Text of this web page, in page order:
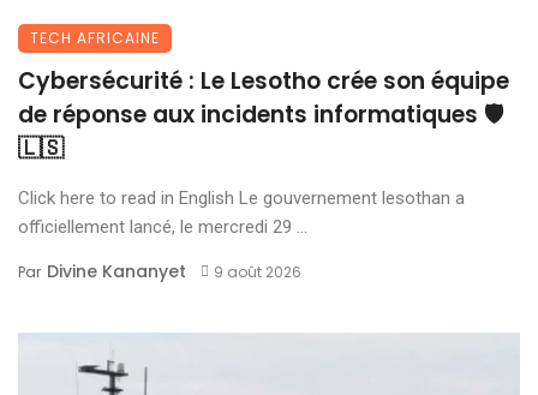
TECH AFRICAINE
Cybersécurité : Le Lesotho crée son équipe
de réponse aux incidents informatiques 🛡️
🇱🇸
Click here to read in English Le gouvernement lesothan a
officiellement lancé, le mercredi 29 ...
Par Divine Kananyet 9 août 2026